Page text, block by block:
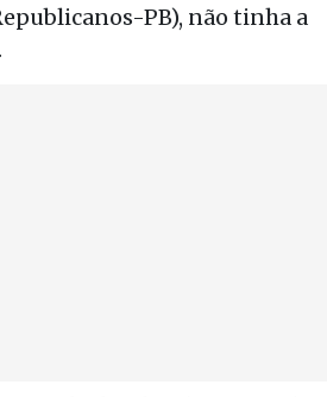
PB), não tinha a